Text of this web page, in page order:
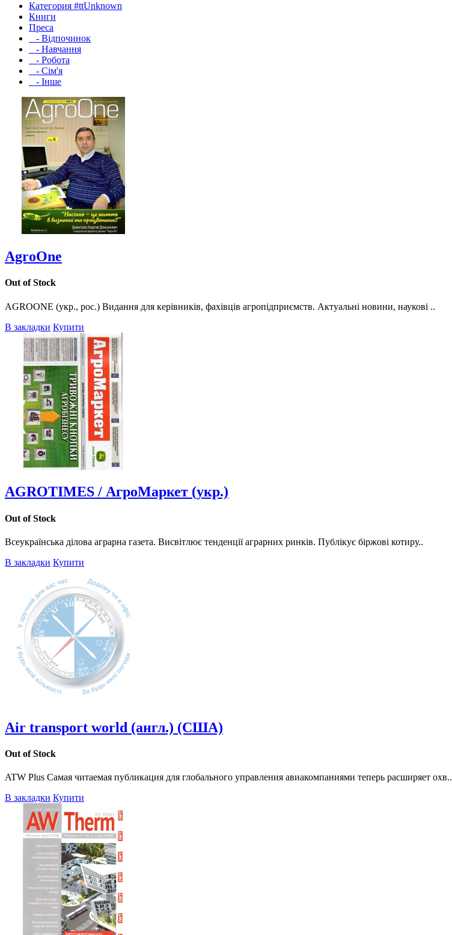
Категория #ttUnknown
Книги
Преса
- Відпочинок
- Навчання
- Робота
- Сім'я
- Інше
AgroOne
Out of Stock
AGROONE (укр., рос.) Видання для керівників, фахівців агропідприємств. Актуальні новини, наукові ..
В закладки Купити
AGROTIMES / АгроМаркет (укр.)
Out of Stock
Всеукраїнська ділова аграрна газета. Висвітлює тенденції аграрних ринків. Публікує біржові котиру..
В закладки Купити
Air transport world (англ.) (США)
Out of Stock
ATW Plus Самая читаемая публикация для глобального управления авиакомпаниями теперь расширяет охв..
В закладки Купити